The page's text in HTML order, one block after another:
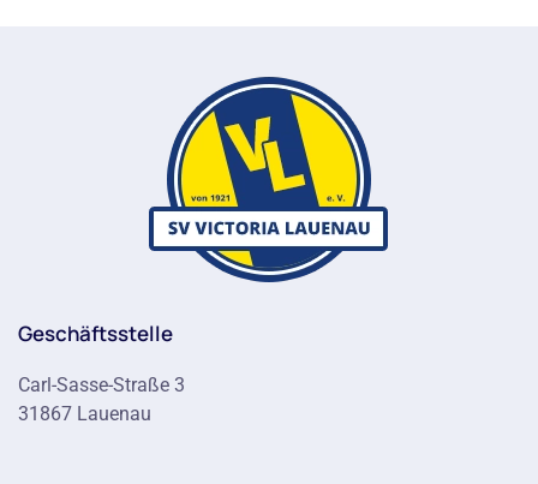
Geschäftsstelle
Carl-Sasse-Straße 3
31867 Lauenau